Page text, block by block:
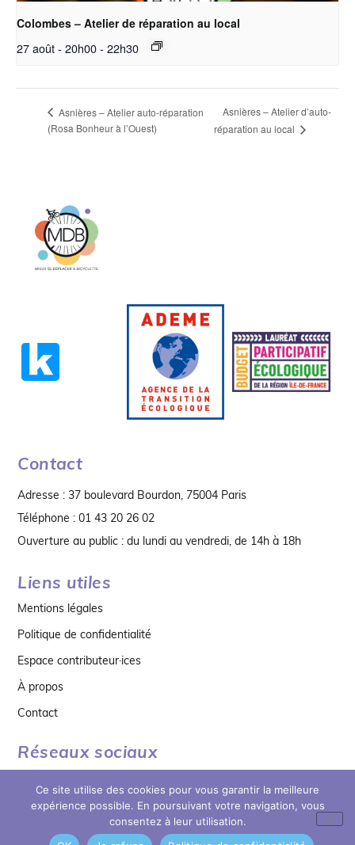
Colombes – Atelier de réparation au local
27 août - 20h00- 22h30
Asnières – Atelier auto-réparation
(Rosa Bonheur à l’Ouest)
Asnières – Atelier d’auto-
réparation au local
Contact
Adresse : 37 boulevard Bourdon, 75004 Paris
Téléphone : 01 43 20 26 02
Ouverture au public : du lundi au vendredi, de 14h à 18h
Liens utiles
Mentions légales
Politique de confidentialité
Espace contributeur·ices
À propos
Contact
Réseaux sociaux
Ce site utilise des cookies pour vous garantir la meilleure
expérience possible. En poursuivant votre navigation, vous
consentez à leur utilisation.